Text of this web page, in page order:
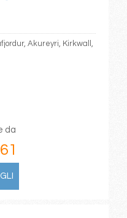
Akureyri, Kirkwall,
da